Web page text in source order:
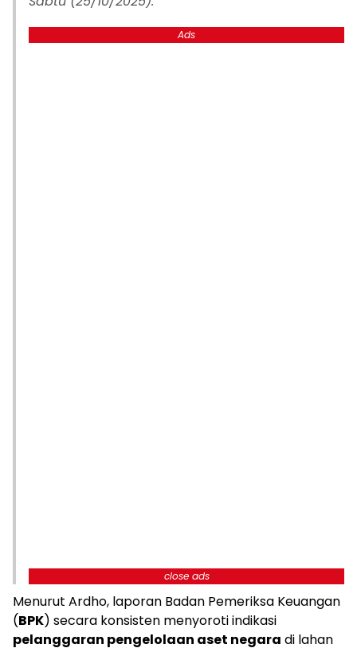
Ads
close ads
Menurut Ardho, laporan Badan Pemeriksa Keuangan
(BPK) secara konsisten menyoroti indikasi
pelanggaran pengelolaan aset negara di lahan